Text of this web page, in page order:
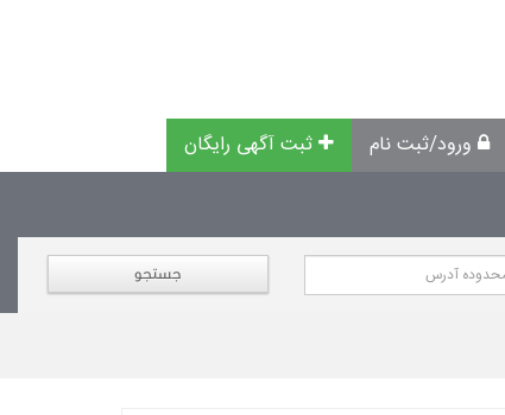
ورود/ثبت نام ثبت آگهی رایگان
جستجو